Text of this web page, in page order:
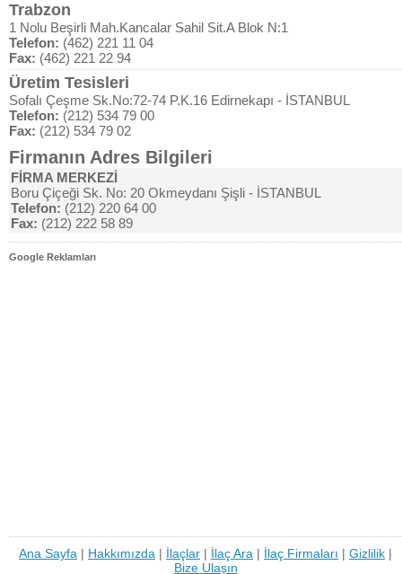
Trabzon
1 Nolu Beşirli Mah.Kancalar Sahil Sit.A Blok N:1
Telefon: (462) 221 11 04
Fax: (462) 221 22 94
Üretim Tesisleri
Sofalı Çeşme Sk.No:72-74 P.K.16 Edirnekapı - İSTANBUL
Telefon: (212) 534 79 00
Fax: (212) 534 79 02
Firmanın Adres Bilgileri
FİRMA MERKEZİ
Boru Çiçeği Sk. No: 20 Okmeydanı Şişli - İSTANBUL
Telefon: (212) 220 64 00
Fax: (212) 222 58 89
Google Reklamları
Ana Sayfa | Hakkımızda | İlaçlar | İlaç Ara | İlaç Firmaları | Gizlilik |
Bize Ulaşın